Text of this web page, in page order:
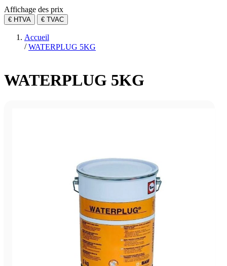
Affichage des prix
€ HTVA € TVAC
Accueil
/ WATERPLUG 5KG
WATERPLUG 5KG